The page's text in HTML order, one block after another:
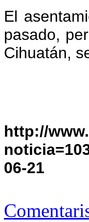
El
pasado,
Cihuatán,
http://
06-21